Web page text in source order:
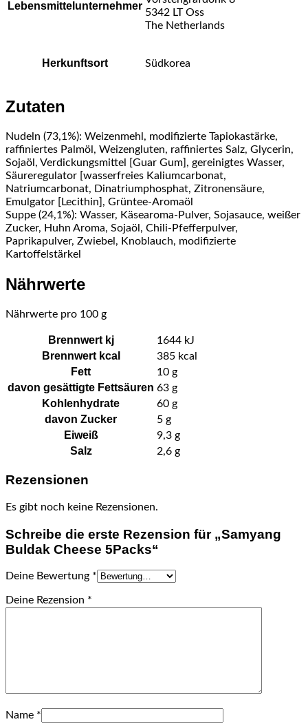
Lebensmittelunternehmer
5342 LT Oss
The Netherlands
Herkunftsort Südkorea
Zutaten
Nudeln (73,1%): Weizenmehl, modifizierte Tapiokastärke,
raffiniertes Palmöl, Weizengluten, raffiniertes Salz, Glycerin,
Sojaöl, Verdickungsmittel [Guar Gum], gereinigtes Wasser,
Säureregulator [wasserfreies Kaliumcarbonat,
Natriumcarbonat, Dinatriumphosphat, Zitronensäure,
Emulgator [Lecithin], Grüntee-Aromaöl
Suppe (24,1%): Wasser, Käsearoma-Pulver, Sojasauce, weißer
Zucker, Huhn Aroma, Sojaöl, Chili-Pfefferpulver,
Paprikapulver, Zwiebel, Knoblauch, modifizierte
Kartoffelstärkel
Nährwerte
Nährwerte pro 100 g
Brennwert kj 1644 kJ
Brennwert kcal 385 kcal
Fett 10 g
davon gesättigte Fettsäuren 63 g
Kohlenhydrate 60 g
davon Zucker 5 g
Eiweiß 9,3 g
Salz 2,6 g
Rezensionen
Es gibt noch keine Rezensionen.
Schreibe die erste Rezension für „Samyang
Buldak Cheese 5Packs“
Deine Bewertung *
Deine Rezension *
Name *